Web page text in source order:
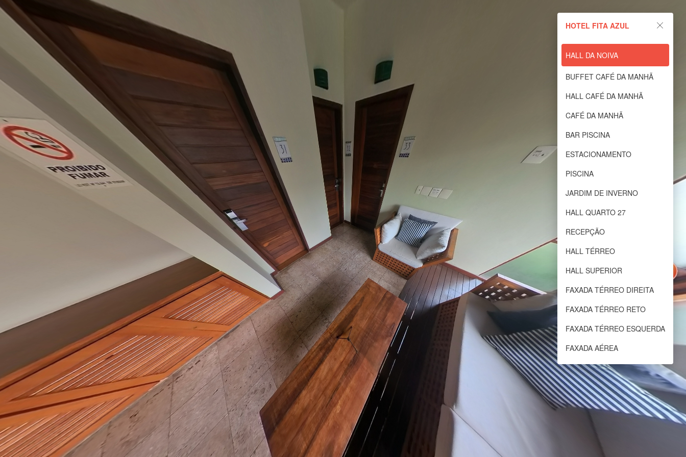
HOTEL FITA AZUL
HALL DA NOIVA
BUFFET CAFÉ DA MANHÃ
HALL CAFÉ DA MANHÃ
CAFÉ DA MANHÃ
BAR PISCINA
ESTACIONAMENTO
PISCINA
JARDIM DE INVERNO
HALL QUARTO 27
RECEPÇÃO
HALL TÉRREO
HALL SUPERIOR
FAXADA TÉRREO DIREITA
FAXADA TÉRREO RETO
FAXADA TÉRREO ESQUERDA
FAXADA AÉREA
Lapentor.com - Simple yet powerful Virtual Tour editor
The online Virtual Tour editor which support self-hosting on your own domain
Powered by Lapentor - the best Virtual Tour Software